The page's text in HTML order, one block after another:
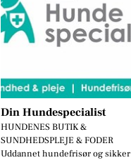
Din Hundespecialist
HUNDENES BUTIK &
SUNDHEDSPLEJE & FODER
Uddannet hundefrisør og sikker